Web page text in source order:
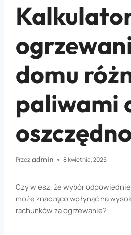
domu
paliwami
Przezadmin 8 kwietnia, 2025
Czy wiesz, że wybór
może znacząco wpłynąć na
rachunków za ogrzewanie?